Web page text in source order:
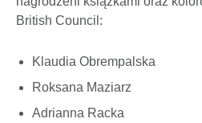
British Council:
Klaudia Obrempalska
Roksana Maziarz
Adrianna Racka